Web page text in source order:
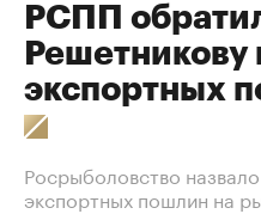
РСПП
Решетникову
экспортных
Росрыболовство
экспортных пошлин на